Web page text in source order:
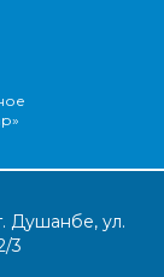
Душанбе, ул.
3